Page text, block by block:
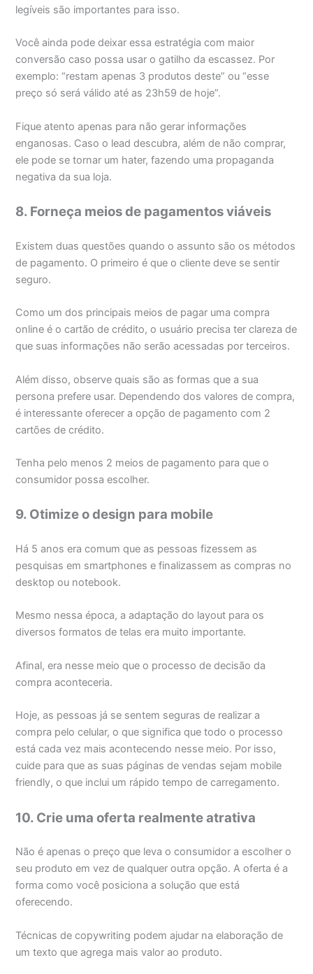
legíveis são importantes para isso.
Você ainda pode deixar essa estratégia com maior
conversão caso possa usar o gatilho da escassez. Por
exemplo: “restam apenas 3 produtos deste” ou “esse
preço só será válido até as 23h59 de hoje”.
Fique atento apenas para não gerar informações
enganosas. Caso o lead descubra, além de não comprar,
ele pode se tornar um hater, fazendo uma propaganda
negativa da sua loja.
8. Forneça meios de pagamentos viáveis
Existem duas questões quando o assunto são os métodos
de pagamento. O primeiro é que o cliente deve se sentir
seguro.
Como um dos principais meios de pagar uma compra
online é o cartão de crédito, o usuário precisa ter clareza de
que suas informações não serão acessadas por terceiros.
Além disso, observe quais são as formas que a sua
persona prefere usar. Dependendo dos valores de compra,
é interessante oferecer a opção de pagamento com 2
cartões de crédito.
Tenha pelo menos 2 meios de pagamento para que o
consumidor possa escolher.
9. Otimize o design para mobile
Há 5 anos era comum que as pessoas fizessem as
pesquisas em smartphones e finalizassem as compras no
desktop ou notebook.
Mesmo nessa época, a adaptação do layout para os
diversos formatos de telas era muito importante.
Afinal, era nesse meio que o processo de decisão da
compra aconteceria.
Hoje, as pessoas já se sentem seguras de realizar a
compra pelo celular, o que significa que todo o processo
está cada vez mais acontecendo nesse meio. Por isso,
cuide para que as suas páginas de vendas sejam mobile
friendly, o que inclui um rápido tempo de carregamento.
10. Crie uma oferta realmente atrativa
Não é apenas o preço que leva o consumidor a escolher o
seu produto em vez de qualquer outra opção. A oferta é a
forma como você posiciona a solução que está
oferecendo.
Técnicas de copywriting podem ajudar na elaboração de
um texto que agrega mais valor ao produto.